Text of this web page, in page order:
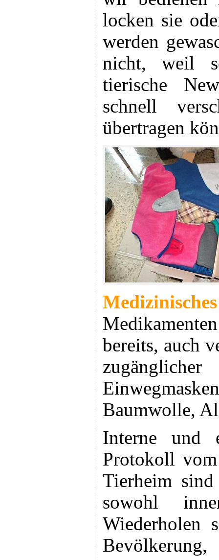
locken sie
werden
nicht, weil
tierische
schnell
übertragen
bereits, auch
Baumwolle,
Interne und
Protokoll
Tierheim sind
sowohl
Wiederholen